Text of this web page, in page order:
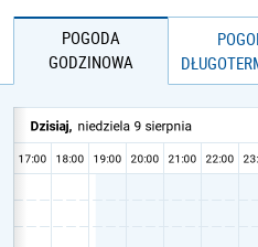
POGODA
GODZINOWA